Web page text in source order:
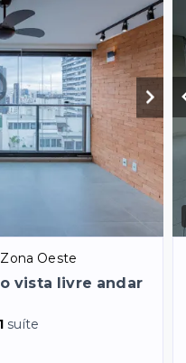
Oeste
vista livre andar
1 suíte